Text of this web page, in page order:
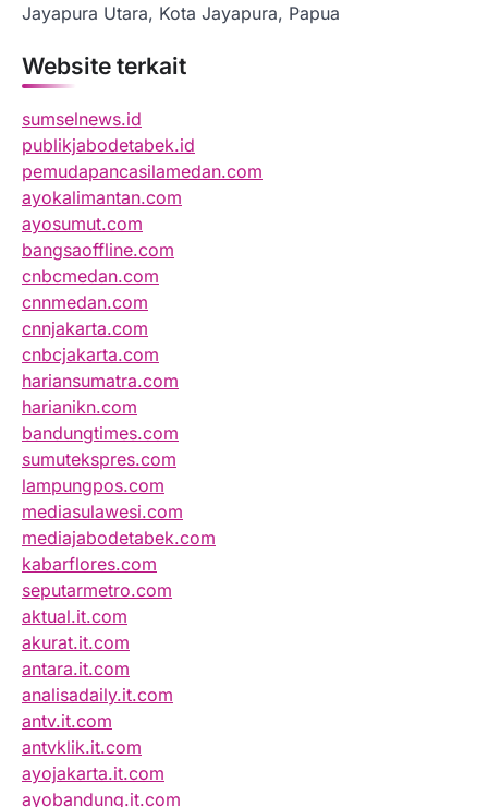
Jayapura Utara, Kota Jayapura, Papua
Website terkait
sumselnews.id
publikjabodetabek.id
pemudapancasilamedan.com
ayokalimantan.com
ayosumut.com
bangsaoffline.com
cnbcmedan.com
cnnmedan.com
cnnjakarta.com
cnbcjakarta.com
hariansumatra.com
harianikn.com
bandungtimes.com
sumutekspres.com
lampungpos.com
mediasulawesi.com
mediajabodetabek.com
kabarflores.com
seputarmetro.com
aktual.it.com
akurat.it.com
antara.it.com
analisadaily.it.com
antv.it.com
antvklik.it.com
ayojakarta.it.com
ayobandung.it.com